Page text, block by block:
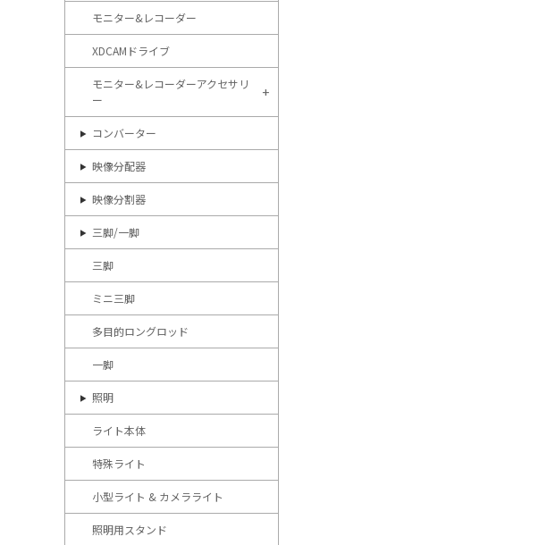
モニター&レコーダー
XDCAMドライブ
モニター&レコーダーアクセサリ
ー
コンバーター
映像分配器
映像分割器
三脚/一脚
三脚
ミニ三脚
多目的ロングロッド
一脚
照明
ライト本体
特殊ライト
小型ライト & カメラライト
照明用スタンド